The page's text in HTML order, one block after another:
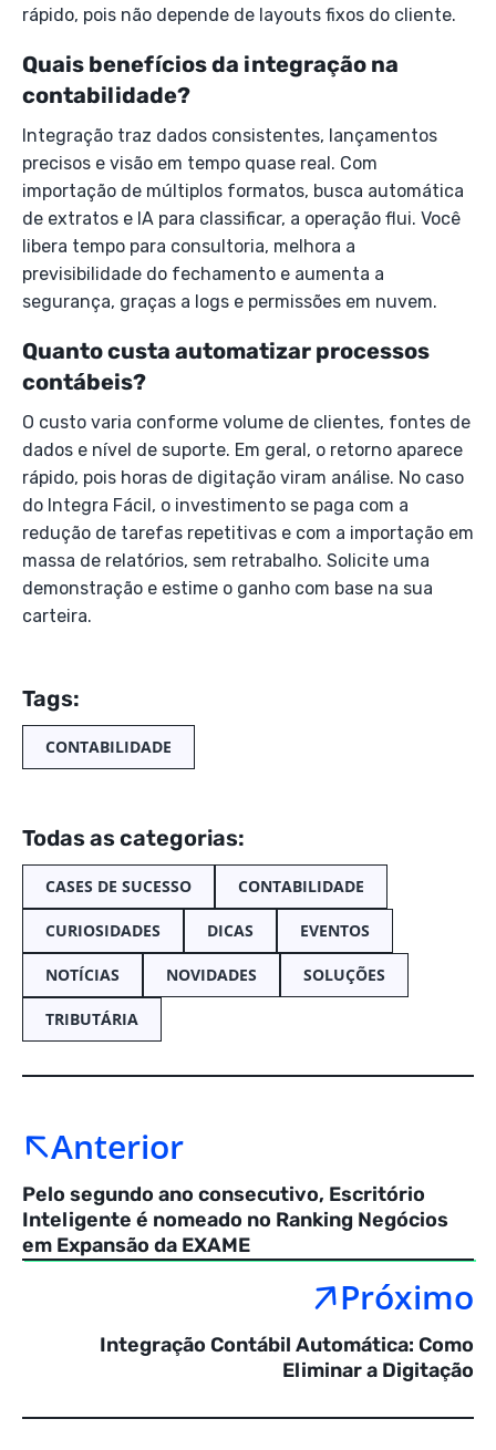
rápido, pois não depende de layouts fixos do cliente.
Quais benefícios da integração na
contabilidade?
Integração traz dados consistentes, lançamentos
precisos e visão em tempo quase real. Com
importação de múltiplos formatos, busca automática
de extratos e IA para classificar, a operação flui. Você
libera tempo para consultoria, melhora a
previsibilidade do fechamento e aumenta a
segurança, graças a logs e permissões em nuvem.
Quanto custa automatizar processos
contábeis?
O custo varia conforme volume de clientes, fontes de
dados e nível de suporte. Em geral, o retorno aparece
rápido, pois horas de digitação viram análise. No caso
do Integra Fácil, o investimento se paga com a
redução de tarefas repetitivas e com a importação em
massa de relatórios, sem retrabalho. Solicite uma
demonstração e estime o ganho com base na sua
carteira.
Tags:
CONTABILIDADE
Todas as categorias:
CASES DE SUCESSO CONTABILIDADE
CURIOSIDADES DICAS EVENTOS
NOTÍCIAS NOVIDADES SOLUÇÕES
TRIBUTÁRIA
Anterior
Pelo segundo ano consecutivo, Escritório
Inteligente é nomeado no Ranking Negócios
em Expansão da EXAME
Próximo
Integração Contábil Automática: Como
Eliminar a Digitação